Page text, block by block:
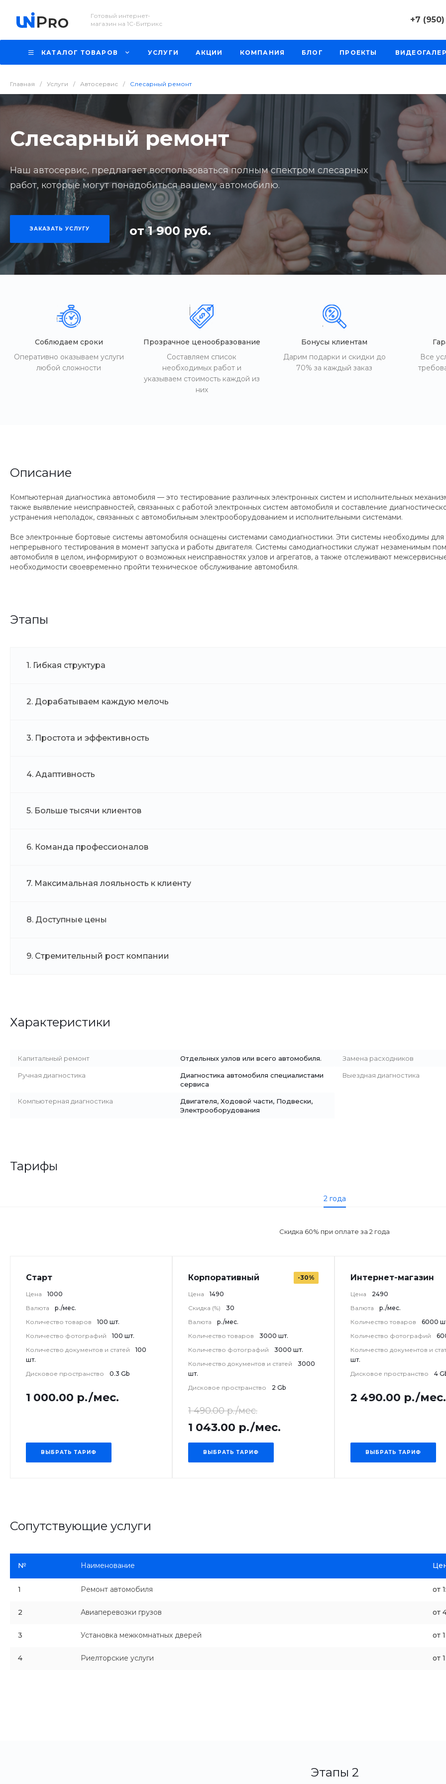
Готовый интернет-
магазин на 1С-Битрикс
+7
г.
+7 (950)
г.
Копейское
Пн-Пт: 9:30-
г.
206
Пн-Пт: 9:30-
Cб-Вс:
КАТАЛОГ ТОВАРОВ УСЛУГИ АКЦИИ КОМПАНИЯ БЛОГ ПРОЕКТЫ
Главная / Услуги / Автосервис / Слесарный ремонт
Слесарный ремонт
Наш автосервис, предлагает воспользоваться полным спектром слесарных
работ, которые могут понадобиться вашему автомобилю.
ЗАКАЗАТЬ УСЛУГУ от 1 900 руб.
Соблюдаем сроки
Оперативно оказываем услуги
любой сложности
Прозрачное ценообразование
Составляем список
необходимых работ и
указываем стоимость каждой из
них
Бонусы клиентам
Дарим подарки и скидки до
70% за каждый заказ
Все
Описание
Компьютерная диагностика автомобиля — это тестирование различных электронных систем и исполнительных
также выявление неисправностей, связанных с работой электронных систем автомобиля и составление
устранения неполадок, связанных с автомобильным электрооборудованием и исполнительными системами.
Все электронные бортовые системы автомобиля оснащены системами самодиагностики. Эти системы необходимы
непрерывного тестирования в момент запуска и работы двигателя. Системы самодиагностики служат незаменимым
автомобиля в целом, информируют о возможных неисправностях узлов и агрегатов, а также отслеживают
необходимости своевременно пройти техническое обслуживание автомобиля.
Этапы
1. Гибкая структура
2. Дорабатываем каждую мелочь
3. Простота и эффективность
4. Адаптивность
5. Больше тысячи клиентов
6. Команда профессионалов
7. Максимальная лояльность к клиенту
8. Доступные цены
9. Стремительный рост компании
Характеристики
Капитальный ремонт Отдельных узлов или всего автомобиля. Замена расходников
Ручная диагностика
Диагностика автомобиля специалистами
сервиса
Выездная диагностика
Компьютерная диагностика
Двигателя, Ходовой части, Подвески,
Электрооборудования
Тарифы
2 года
Скидка 60% при оплате за 2 года
Старт
Цена
1000
Валюта
р./мес.
Количество товаров
100 шт.
Количество фотографий
100 шт.
Количество документов и статей
100
шт.
Дисковое пространство
0.3 Gb
1 000.00 р./мес.
ВЫБРАТЬ ТАРИФ
Корпоративный -30%
Цена
1490
Скидка (%)
30
Валюта
р./мес.
Количество товаров
3000 шт.
Количество фотографий
3000 шт.
Количество документов и статей
3000
шт.
Дисковое пространство
2 Gb
1 490.00 р./мес.
1 043.00 р./мес.
ВЫБРАТЬ ТАРИФ
Интернет-магазин
Цена
2490
Валюта
р./мес.
Количество товаров
6000
Количество фотографий
Количество документов и
шт.
Дисковое пространство
4
2 490.00 р./мес.
ВЫБРАТЬ ТАРИФ
Сопутствующие услуги
№ Наименование
1 Ремонт автомобиля от
2 Авиаперевозки грузов от
3 Установка межкомнатных дверей от
4 Риелторские услуги от
Этапы 2